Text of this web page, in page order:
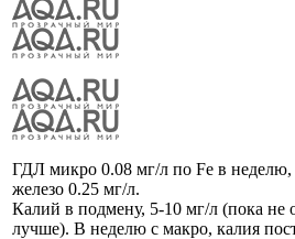
ГДЛ микро 0.08 мг/л по Fe в
железо 0.25 мг/л.
Калий в подмену, 5-10 мг/л (пока не
лучше). В неделю с макро, калия